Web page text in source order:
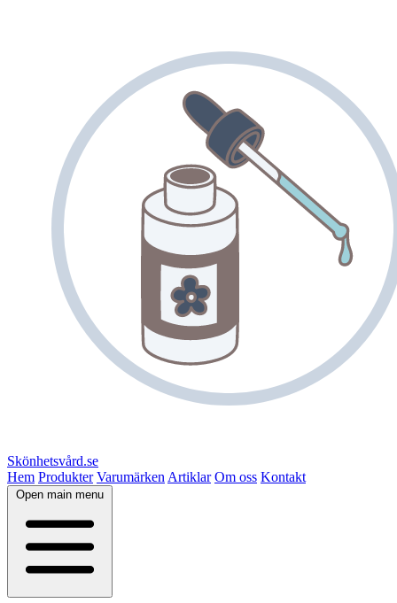
Skönhetsvård.se
Hem Produkter Varumärken Artiklar Om oss Kontakt
Open main menu